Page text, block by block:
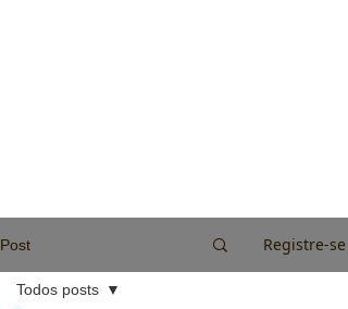
Post Registre-se
Todos posts